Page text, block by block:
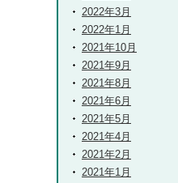
2022年3月
2022年1月
2021年10月
2021年9月
2021年8月
2021年6月
2021年5月
2021年4月
2021年2月
2021年1月